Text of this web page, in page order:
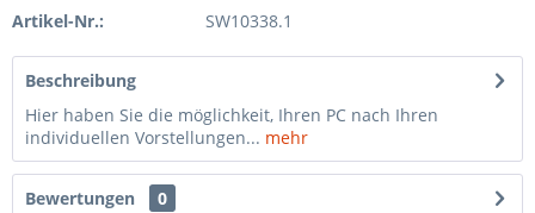
Artikel-Nr.: SW10338.1
Beschreibung
Hier haben Sie die möglichkeit, Ihren PC nach Ihren
individuellen Vorstellungen... mehr
Bewertungen
0